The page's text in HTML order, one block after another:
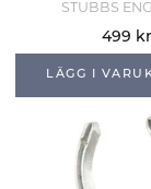
STUBBS
499 kr
LÄGG I